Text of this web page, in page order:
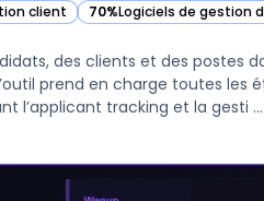
client 70%Logiciels de gestion
— voir Bullhorn CRM dans
des clients et des postes
prend en charge toutes les
l’applicant tracking et la gesti ...